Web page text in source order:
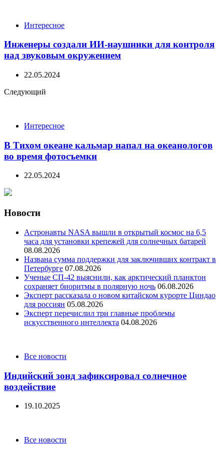
Интересное
Инженеры создали ИИ-наушники для контроля
над звуковым окружением
22.05.2024
Следующий
Интересное
В Тихом океане кальмар напал на океанологов
во время фотосъемки
22.05.2024
Новости
Астронавты NASA вышли в открытый космос на 6,5
часа для установки крепежей для солнечных батарей
08.08.2026
Названа сумма поддержки для заключивших контракт в
Петербурге 07.08.2026
Ученые СП-42 выяснили, как арктический планктон
сохраняет биоритмы в полярную ночь 06.08.2026
Эксперт рассказала о новом китайском курорте Циндао
для россиян 05.08.2026
Эксперт перечислил три главные проблемы
искусственного интеллекта 04.08.2026
CategoriesВсе новости
Индийский зонд зафиксировал солнечное
воздействие
19.10.2025
CategoriesВсе новости